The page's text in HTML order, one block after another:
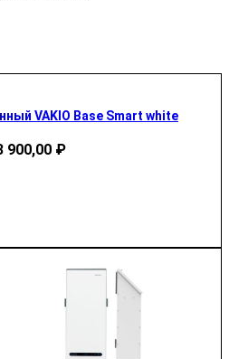
VAKIO Base Smart white
900,00 ₽